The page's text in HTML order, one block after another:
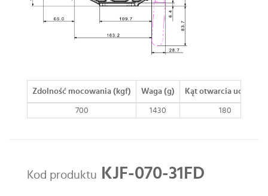
Zdolność mocowania (kgf) Waga (g) Kąt otwarcia uchwytu
700 1430 180
Kod produktu KJF-070-31FD